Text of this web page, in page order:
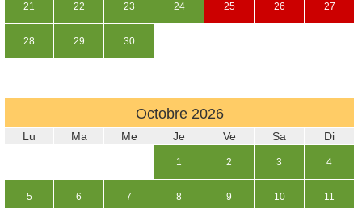
21 22 23 24 25 26 27
28 29 30
Octobre 2026
Lu Ma Me Je Ve Sa Di
1 2 3 4
5 6 7 8 9 10 11